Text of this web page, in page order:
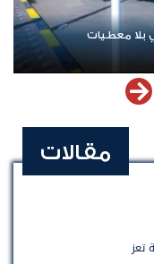
بلا معطيات
مقالات